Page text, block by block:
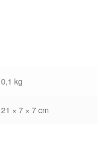
0,1 kg
21 × 7 × 7 cm